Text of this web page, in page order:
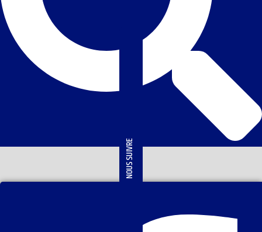
NOUS SUIVRE